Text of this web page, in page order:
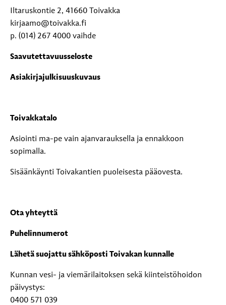
Iltaruskontie 2, 41660 Toivakka
kirjaamo@toivakka.fi
p. (014) 267 4000 vaihde
Saavutettavuusseloste
Asiakirjajulkisuuskuvaus
Toivakkatalo
Asiointi ma-pe vain ajanvarauksella ja ennakkoon
sopimalla.
Sisäänkäynti Toivakantien puoleisesta pääovesta.
Ota yhteyttä
Puhelinnumerot
Lähetä suojattu sähköposti Toivakan kunnalle
Kunnan vesi- ja viemärilaitoksen sekä kiinteistöhoidon
päivystys:
0400 571 039